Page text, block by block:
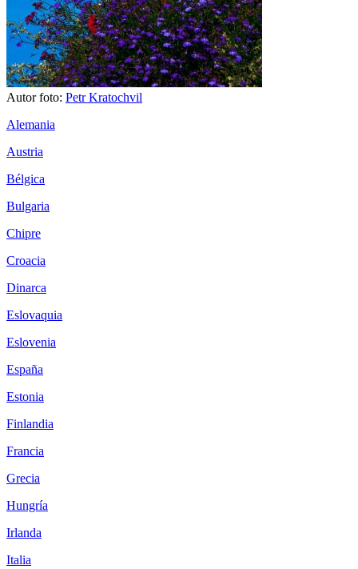
Autor foto: Petr Kratochvil
Alemania
Austria
Bélgica
Bulgaria
Chipre
Croacia
Dinarca
Eslovaquia
Eslovenia
España
Estonia
Finlandia
Francia
Grecia
Hungría
Irlanda
Italia